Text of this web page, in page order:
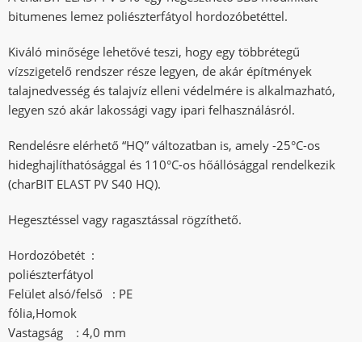
bitumenes lemez poliészterfátyol hordozóbetéttel.
Kiváló minősége lehetővé teszi, hogy egy többrétegű
vízszigetelő rendszer része legyen, de akár építmények
talajnedvesség és talajvíz elleni védelmére is alkalmazható,
legyen szó akár lakossági vagy ipari felhasználásról.
Rendelésre elérhető “HQ” változatban is, amely -25°C-os
hideghajlíthatósággal és 110°C-os hőállósággal rendelkezik
(charBIT ELAST PV S40 HQ).
Hegesztéssel vagy ragasztással rögzíthető.
Hordozóbetét :
poliészterfátyol
Felület alsó/felső : PE
fólia,Homok
Vastagság : 4,0 mm